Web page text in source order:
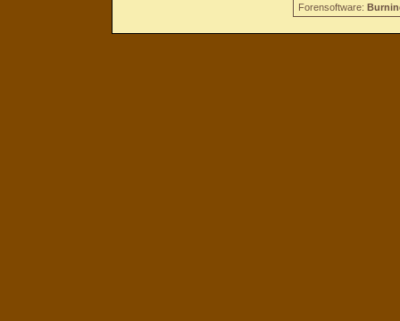
Forensoftware: